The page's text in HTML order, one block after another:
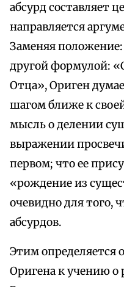
абсурд составляет
направляется
Заменяя
другой формулой:
Отца», Ориген
шагом ближе к
мысль о делении
выражении
первом; что ее
«рождение из
очевидно для того,
абсурдов.
Этим определяется
Оригена к учению о